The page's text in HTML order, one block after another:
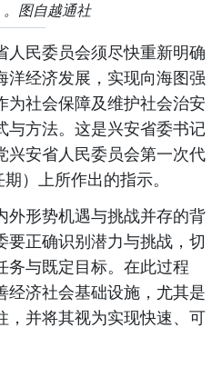
。图自越通社
民委员会须尽快重新明确
洋经济发展，实现向海图强
为社会保障及维护社会治安
与方法。这是兴安省委书记
兴安省人民委员会第一次代
）上所作出的指示。
外形势机遇与挑战并存的背
要正确识别潜力与挑战，切
务与既定目标。在此过程
经济社会基础设施，尤其是
，并将其视为实现快速、可